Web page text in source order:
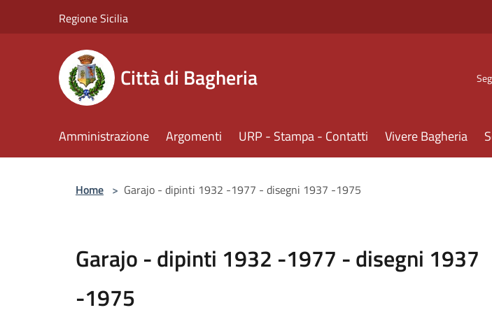
Regione Sicilia
Città di Bagheria
Amministrazione Argomenti URP - Stampa - Contatti Vivere Bagheria
Home > Garajo - dipinti 1932 -1977 - disegni 1937 -1975
Garajo - dipinti 1932 -1977 - disegni 1937
-1975